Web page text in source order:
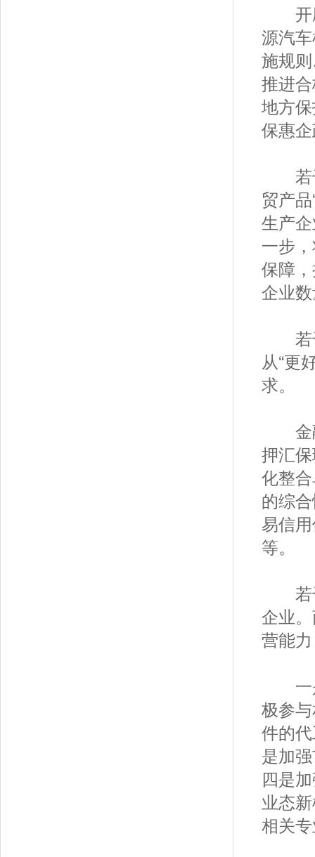
开辟
源汽
施规
推进
地方
保惠
若干
贸产
生产
一步
保障
企业
若干
从“更
求。
金融
押汇
化整
的综
易信
等。
若干
企业
营能
一是
极参
件的
是加
四是
业态
相关